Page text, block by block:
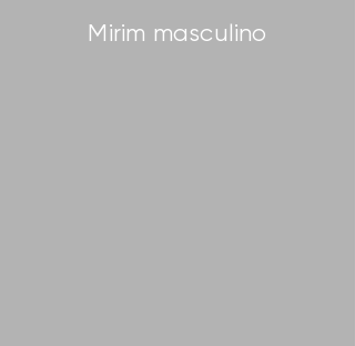
Mirim masculino